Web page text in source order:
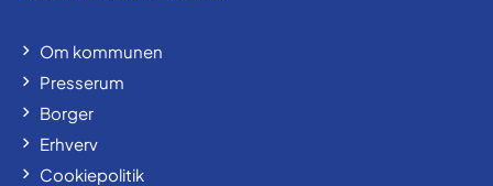
Om kommunen
Presserum
Borger
Erhverv
Cookiepolitik